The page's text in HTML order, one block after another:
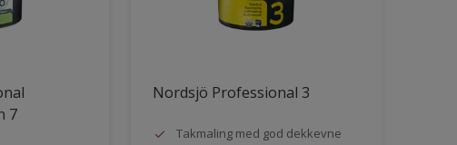
7
Nordsjö Professional 3
Takmaling med god dekkevne